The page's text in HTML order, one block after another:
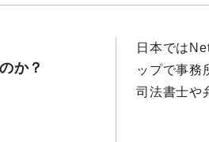
か？
日本では
ップで事務
司法書士や